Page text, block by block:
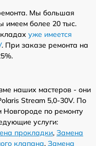
Мы большая
имеем более 20 тыс.
уже имеется
. При заказе ремонта на
наших мастеров - они
Stream 5,0-30V. По
по ремонту
услуги:
прокладки, Замена
клапана, Замена